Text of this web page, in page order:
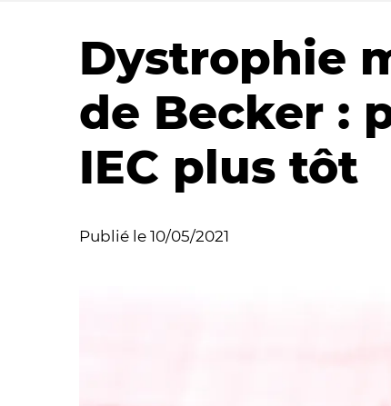
Dystrophie
de Becker :
IEC plus tôt
Publié le 10/05/2021